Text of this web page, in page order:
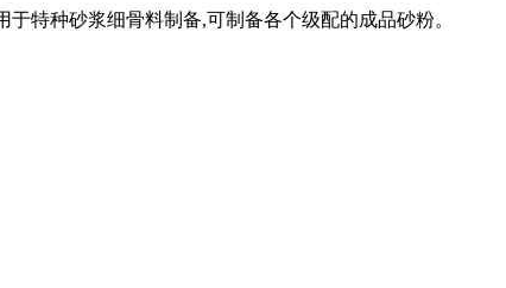
特种砂浆细骨料制备,可制备各个级配的成品砂粉。